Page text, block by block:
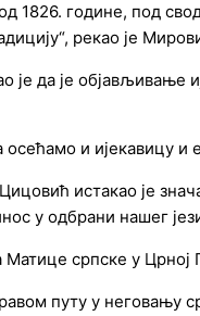
1826. године, под
рекао је
да је објављивање
и ијекавицу
истакао је
у одбрани нашег
српске у Црној
путу у неговању